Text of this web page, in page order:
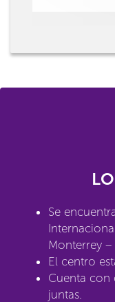
Se
Monterrey
El centro
Cuenta con
juntas.